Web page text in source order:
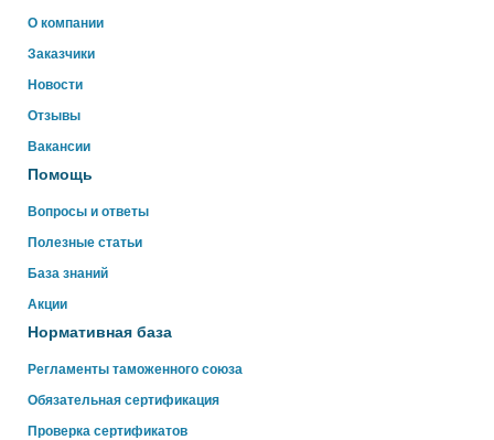
О компании
Заказчики
Новости
Отзывы
Вакансии
Помощь
Вопросы и ответы
Полезные статьи
База знаний
Акции
Нормативная база
Регламенты таможенного союза
Обязательная сертификация
Проверка сертификатов
Здравствуйте!
Свяжитесь с нами через WhatsApp нажав на кнопку